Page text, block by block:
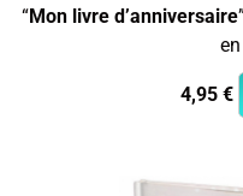
“Mon livre d’anniversaire
4,95 €